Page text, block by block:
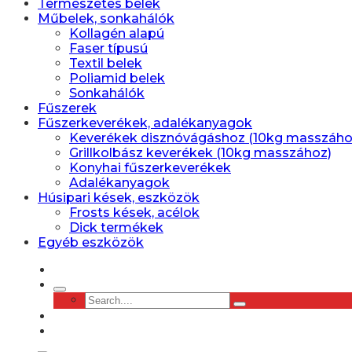
Természetes belek
Műbelek, sonkahálók
Kollagén alapú
Faser típusú
Textil belek
Poliamid belek
Sonkahálók
Fűszerek
Fűszerkeverékek, adalékanyagok
Keverékek disznóvágáshoz (10kg
Grillkolbász keverékek (10kg masszához)
Konyhai fűszerkeverékek
Adalékanyagok
Húsipari kések, eszközök
Frosts kések, acélok
Dick termékek
Egyéb eszközök